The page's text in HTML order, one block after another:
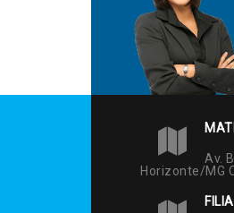
Av.
Horizonte/MG